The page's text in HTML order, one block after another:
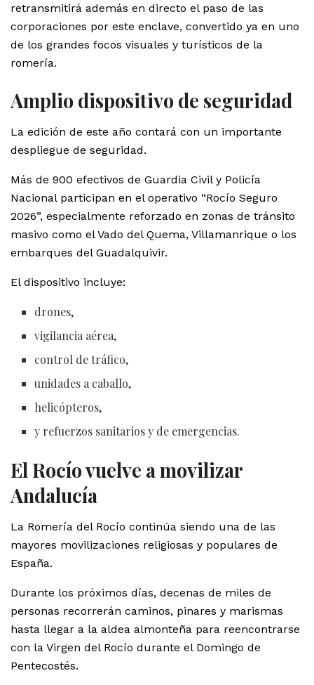
retransmitirá además en directo el paso de las
corporaciones por este enclave, convertido ya en uno
de los grandes focos visuales y turísticos de la
romería.
Amplio dispositivo de seguridad
La edición de este año contará con un importante
despliegue de seguridad.
Más de 900 efectivos de Guardia Civil y Policía
Nacional participan en el operativo “Rocío Seguro
2026”, especialmente reforzado en zonas de tránsito
masivo como el Vado del Quema, Villamanrique o los
embarques del Guadalquivir.
El dispositivo incluye:
drones,
vigilancia aérea,
control de tráfico,
unidades a caballo,
helicópteros,
y refuerzos sanitarios y de emergencias.
El Rocío vuelve a movilizar
Andalucía
La Romería del Rocío continúa siendo una de las
mayores movilizaciones religiosas y populares de
España.
Durante los próximos días, decenas de miles de
personas recorrerán caminos, pinares y marismas
hasta llegar a la aldea almonteña para reencontrarse
con la Virgen del Rocío durante el Domingo de
Pentecostés.